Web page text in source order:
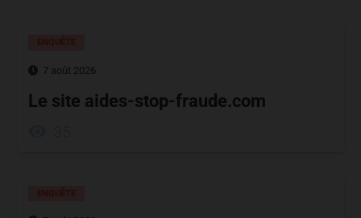
7 août 2026
Le site aides-stop-fraude.com